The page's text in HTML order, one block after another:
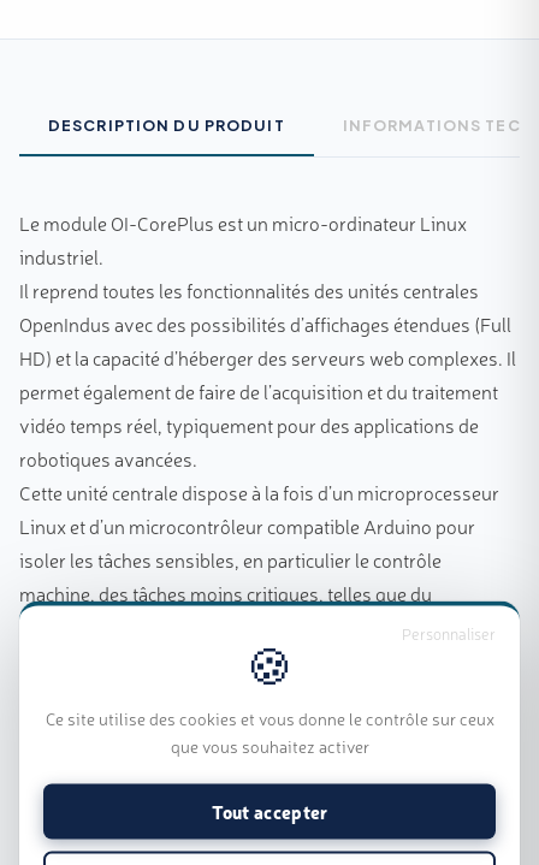
DESCRIPTION DU PRODUIT INFORMATIONS
Le module OI-CorePlus est un micro-ordinateur Linux
industriel.
Il reprend toutes les fonctionnalités des unités centrales
OpenIndus avec des possibilités d’affichages étendues (Full
HD) et la capacité d’héberger des serveurs web complexes. Il
permet également de faire de l’acquisition et du traitement
vidéo temps réel, typiquement pour des applications de
robotiques avancées.
Cette unité centrale dispose à la fois d’un microprocesseur
Linux et d’un microcontrôleur compatible Arduino pour
isoler les tâches sensibles, en particulier le contrôle
machine, des tâches moins critiques, telles que du
traitement graphique.
64-bit SoC @ 1.5GHz
– 16 Go de mémoire flash eMMC (32Go en option)
Ce site utilise des cookies et vous donne le contrôle sur ceux
que vous souhaitez activer
Tout accepter
Personnaliser